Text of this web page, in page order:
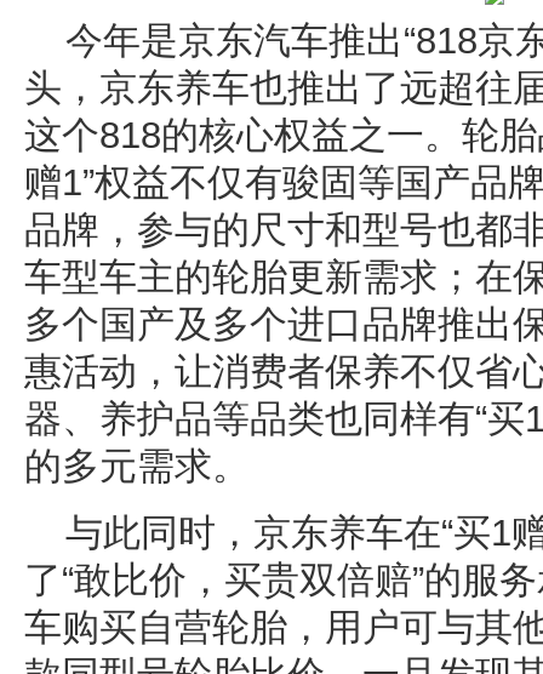
今年是京东汽车推出“818京
头，京东养车也推出了远超往
这个818的核心权益之一。轮
赠1”权益不仅有骏固等国产品
品牌，参与的尺寸和型号也都
车型车主的轮胎更新需求；在
多个国产及多个进口品牌推出
惠活动，让消费者保养不仅省
器、养护品等品类也同样有“买
的多元需求。
与此同时，京东养车在“买1
了“敢比价，买贵双倍赔”的服
车购买自营轮胎，用户可与其